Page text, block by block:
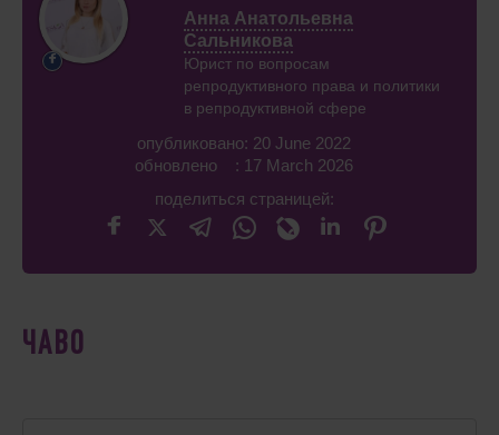
Анна Анатольевна
Сальникова
Юрист по вопросам
репродуктивного права и политики
в репродуктивной сфере
опубликовано: 20 June 2022
обновлено : 17 March 2026
поделиться страницей:
ЧАВО